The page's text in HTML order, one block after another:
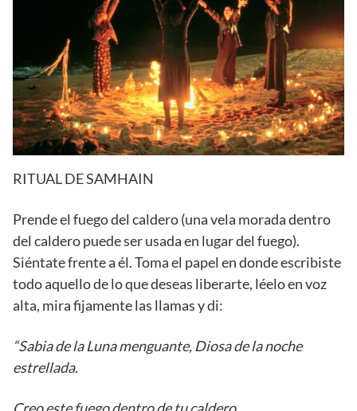
RITUAL DE SAMHAIN
Prende el fuego del caldero (una vela morada dentro
del caldero puede ser usada en lugar del fuego).
Siéntate frente a él. Toma el papel en donde escribiste
todo aquello de lo que deseas liberarte, léelo en voz
alta, mira fijamente las llamas y di:
“Sabia de la Luna menguante, Diosa de la noche
estrellada.